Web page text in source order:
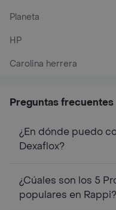
Planeta
HP
Carolina herrera
Preguntas frecuentes
¿En dónde puedo
Dexaflox?
¿Cúales son los 5
populares en Rappi?